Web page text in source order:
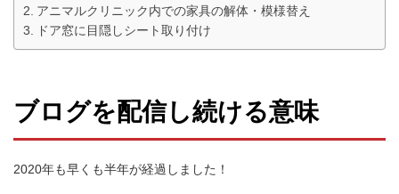
アニマルクリニック内での家具の解体・模様替え
ドア窓に目隠しシート取り付け
ブログを配信し続ける意味
2020年も早くも半年が経過しました！